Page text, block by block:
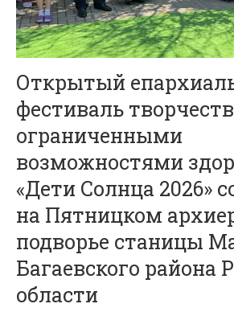
Открытый
фестиваль
ограниченными
возможностями
«Дети Солнца 2026»
на Пятницком
подворье станицы
Багаевского района
области